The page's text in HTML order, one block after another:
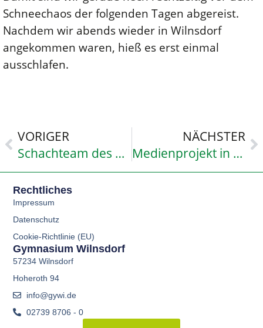
Schneechaos der folgenden Tagen abgereist.
Nachdem wir abends wieder in Wilnsdorf
angekommen waren, hieß es erst einmal
ausschlafen.
VORIGER
Schachteam des GyWi erreicht in Dortmund mit der WK II einen guten 6. Platz
NÄCHSTER
Medienprojekt in Jgst. 7: Volker von Hagen informiert über die Gefahren neuer Medien
Rechtliches
Impressum
Datenschutz
Cookie-Richtlinie (EU)
Gymnasium Wilnsdorf
57234 Wilnsdorf
Hoheroth 94
info@gywi.de
02739 8706 - 0